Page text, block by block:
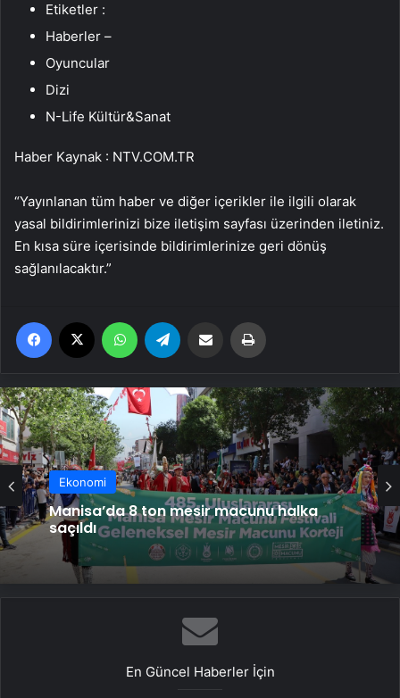
Etiketler :
Haberler –
Oyuncular
Dizi
N-Life Kültür&Sanat
Haber Kaynak : NTV.COM.TR
“Yayınlanan tüm haber ve diğer içerikler ile ilgili olarak
yasal bildirimlerinizi bize iletişim sayfası üzerinden iletiniz.
En kısa süre içerisinde bildirimlerinize geri dönüş
sağlanılacaktır.”
Facebook WhatsApp Email'den paylaş
Ekonomi
Manisa’da 8 ton mesir macunu halka
saçıldı
Ekonomi
da olduğu 46 sanat eseri çöpe atıldı
En Güncel Haberler İçin